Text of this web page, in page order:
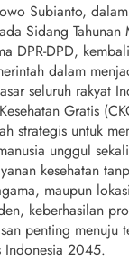
Subianto,
Sidang Tahunan
DPR-DPD,
dalam
seluruh rakyat
Gratis
strategis untuk
unggul
kesehatan
maupun
keberhasilan
penting menuju
Indonesia 2045.